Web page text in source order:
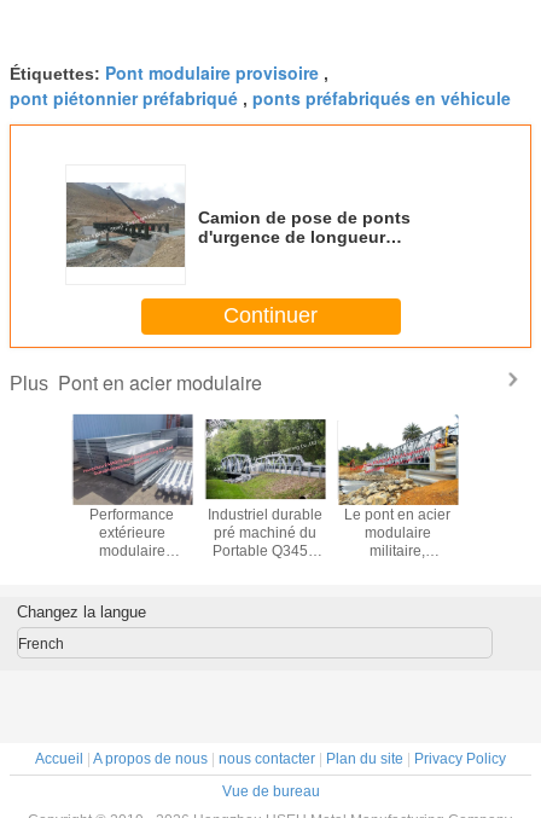
Étiquettes: Pont modulaire provisoire ,
pont piétonnier préfabriqué , ponts préfabriqués en véhicule
Camion de pose de ponts
d'urgence de longueur
Continuer
Plus Pont en acier modulaire
à
de
de pont
Performance
extérieure
modulaire
de construction de
pont/HDG haute
Industriel durable
pré machiné du
Portable Q345B
route
Le pont en acier
modulaire
militaire,
préfabriqué à
simple
Changez la langue
French
Accueil | A propos de nous | nous contacter | Plan du site | Privacy Policy
Vue de bureau